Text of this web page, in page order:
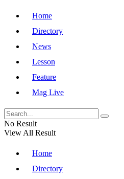
Home
Directory
News
Lesson
Feature
Mag Live
No Result
View All Result
Home
Directory